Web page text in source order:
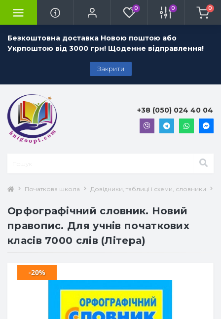
Безкоштовна доставка Новою поштою або
Укрпоштою від 3000 грн! Щоденне відправлення!
Закрити
0 0 0
+38 (050) 024 40 04
Початкова школа Довідники, таблиці і схеми, словники
Орфографічний словник. Новий
правопис. Для учнів початкових
класів 7000 слів (Літера)
-20%